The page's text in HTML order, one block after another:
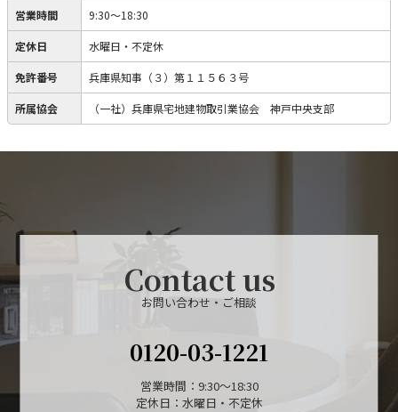
営業時間 9:30～18:30
定休日 水曜日・不定休
免許番号 兵庫県知事（３）第１１５６３号
所属協会 （一社）兵庫県宅地建物取引業協会 神戸中央支部
Contact us
お問い合わせ・ご相談
0120-03-1221
営業時間：9:30～18:30
定休日：水曜日・不定休